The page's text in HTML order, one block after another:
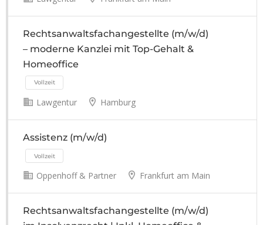
Vollzeit
Vollzeit
Rechtsanwaltsfachangestellte (m/w/d)
– moderne Kanzlei mit Top-Gehalt &
Homeoffice
Lawgentur Hamburg
Assistenz (m/w/d)
Oppenhoff & Partner Frankfurt am Main
Rechtsanwaltsfachangestellte (m/w/d)